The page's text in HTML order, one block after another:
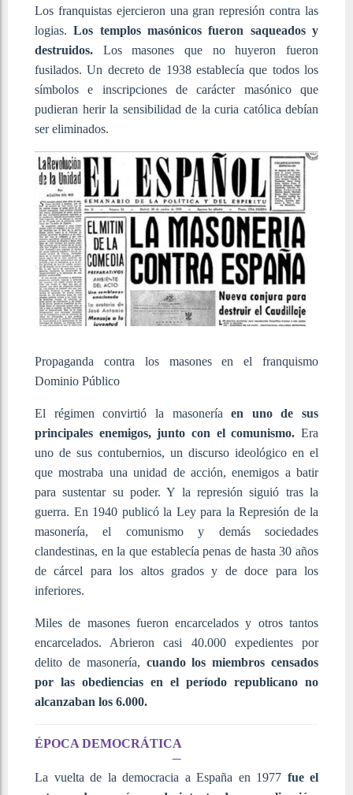
Los franquistas ejercieron una gran represión contra las
logias.Los templos masónicos fueron saqueados y
destruidos. Los masones que no huyeron fueron
fusilados. Un decreto de 1938 establecía que todos los
símbolos e inscripciones de carácter masónico que
pudieran herir la sensibilidad de la curia católica debían
ser eliminados.
Propaganda contra los masones en el franquismo
Dominio Público
El régimen convirtió la masoneríaen uno de sus
principales enemigos, junto con el comunismo. Era
uno de sus contubernios, un discurso ideológico en el
que mostraba una unidad de acción, enemigos a batir
para sustentar su poder. Y la represión siguió tras la
guerra. En 1940 publicó la Ley para la Represión de la
masonería, el comunismo y demás sociedades
clandestinas, en la que establecía penas de hasta 30 años
de cárcel para los altos grados y de doce para los
inferiores.
Miles de masones fueron encarcelados y otros tantos
encarcelados. Abrieron casi 40.000 expedientes por
delito de masonería, cuando los miembros censados
por las obediencias en el período republicano no
alcanzaban los 6.000.
ÉPOCA DEMOCRÁTICA
La vuelta de la democracia a España en 1977 fue el